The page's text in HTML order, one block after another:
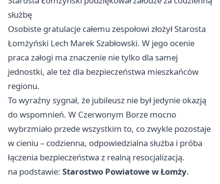
służbę
Osobiste gratulacje całemu zespołowi złożył Starosta
Łomżyński Lech Marek Szabłowski. W jego ocenie
praca załogi ma znaczenie nie tylko dla samej
jednostki, ale też dla bezpieczeństwa mieszkańców
regionu.
To wyraźny sygnał, że jubileusz nie był jedynie okazją
do wspomnień. W Czerwonym Borze mocno
wybrzmiało przede wszystkim to, co zwykle pozostaje
w cieniu – codzienna, odpowiedzialna służba i próba
łączenia bezpieczeństwa z realną resocjalizacją.
na podstawie: Starostwo Powiatowe w Łomży.